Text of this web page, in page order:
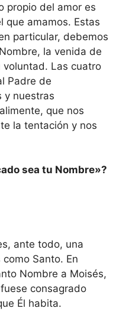
propio del amor es
que amamos. Estas
particular, debemos
la venida de
voluntad. Las cuatro
Padre de
y nuestras
que nos
la tentación y nos
sea tu Nombre»?
ante todo, una
Santo. En
Nombre a Moisés,
consagrado
Él habita.